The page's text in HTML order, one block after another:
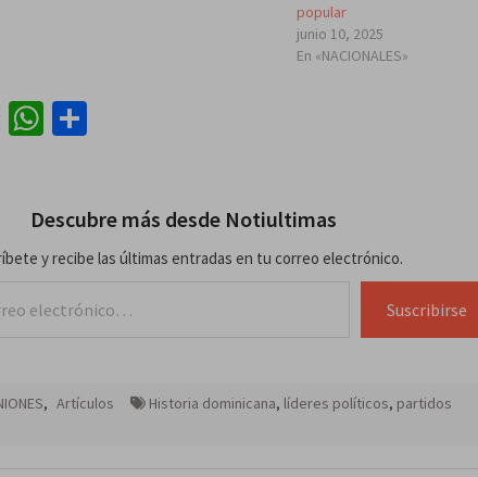
popular
junio 10, 2025
En «NACIONALES»
EmailWhatsApp
Descubre más desde Notiultimas
y recibe las últimas entradas en tu correo electrónico.
Suscribirse
, Artículos Historia dominicana, líderes políticos, partidos